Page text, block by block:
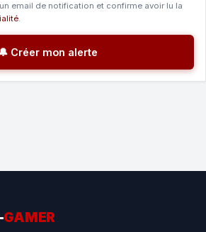
email de notification et confirme avoir lu la
.
Créer mon alerte
GAMER